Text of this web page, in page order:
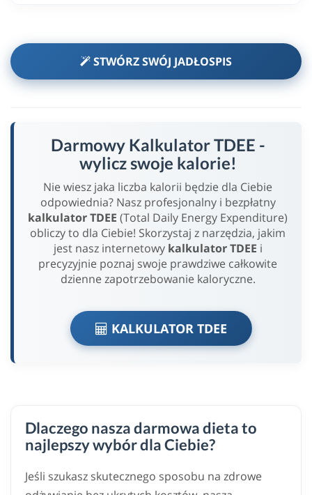
STWÓRZ SWÓJ JADŁOSPIS
Darmowy Kalkulator TDEE -
wylicz swoje kalorie!
Nie wiesz jaka liczba kalorii będzie dla Ciebie
odpowiednia? Nasz profesjonalny i bezpłatny
kalkulator TDEE (Total Daily Energy Expenditure)
obliczy to dla Ciebie! Skorzystaj z narzędzia, jakim
jest nasz internetowy kalkulator TDEE i
precyzyjnie poznaj swoje prawdziwe całkowite
dzienne zapotrzebowanie kaloryczne.
KALKULATOR TDEE
Dlaczego nasza darmowa dieta to
najlepszy wybór dla Ciebie?
Jeśli szukasz skutecznego sposobu na zdrowe